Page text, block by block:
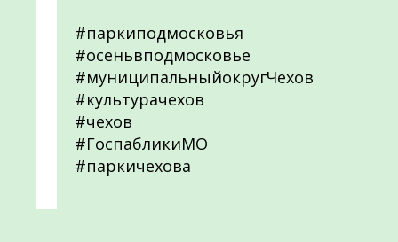
#паркиподмосковья
#осеньвподмосковье
#муниципальныйокругЧехов
#культурачехов
#чехов
#ГоспабликиМО
#паркичехова